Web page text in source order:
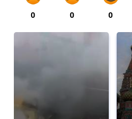
0 0 0